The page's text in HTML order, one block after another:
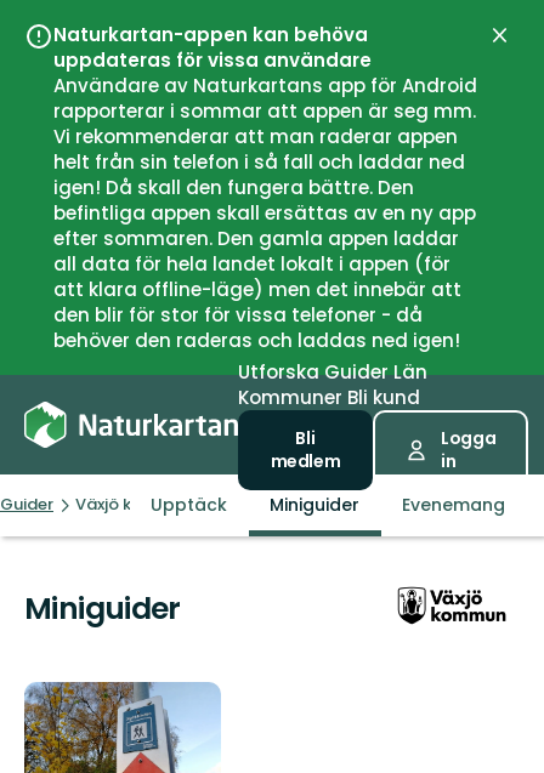
Naturkartan-appen kan behöva
uppdateras för vissa användare
Användare av Naturkartans app för Android
rapporterar i sommar att appen är seg mm.
Vi rekommenderar att man raderar appen
helt från sin telefon i så fall och laddar ned
igen! Då skall den fungera bättre. Den
befintliga appen skall ersättas av en ny app
efter sommaren. Den gamla appen laddar
all data för hela landet lokalt i appen (för
att klara offline-läge) men det innebär att
den blir för stor för vissa telefoner - då
behöver den raderas och laddas ned igen!
UtforskaGuiderLän
Kommuner Bli kund
Bli
medlem
Logga
in
Guider Växjö kommun
Upptäck Miniguider Evenemang
Miniguider